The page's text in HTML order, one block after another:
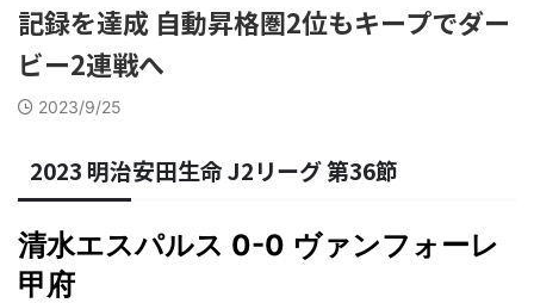
記録を達成 自動昇格圏2位もキープでダー
ビー2連戦へ
2023/9/25
2023 明治安田生命 J2リーグ 第36節
清水エスパルス 0-0 ヴァンフォーレ
甲府